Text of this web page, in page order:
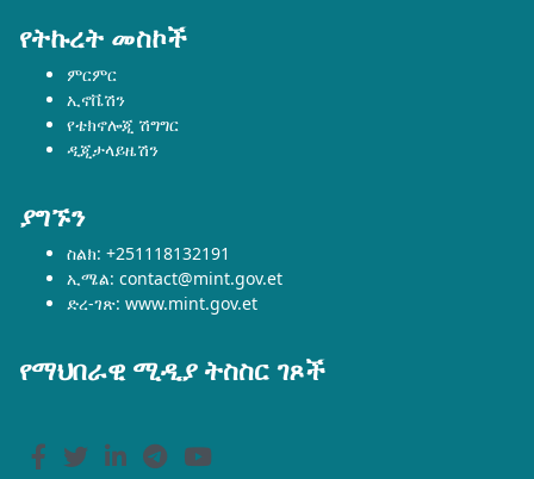
የትኩረት መስኮች
ምርምር
ኢኖቬሽን
የቴክኖሎጂ ሽግግር
ዲጂታላይዜሽን
ያግኙን
ስልክ: +251118132191
ኢሜል: contact@mint.gov.et
ድረ-ገጽ: www.mint.gov.et
የማህበራዊ ሚዲያ ትስስር ገጾች